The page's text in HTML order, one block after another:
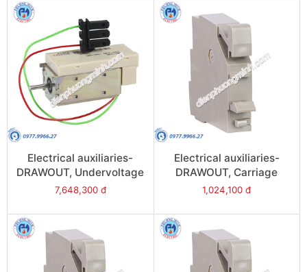
Electrical auxiliaries-
DRAWOUT, Undervoltage
Trip (MN), time delay
33682
7,648,300 đ
Electrical auxiliaries-
DRAWOUT, Carriage
switches, 1 disconnect
Model 33753
1,024,100 đ